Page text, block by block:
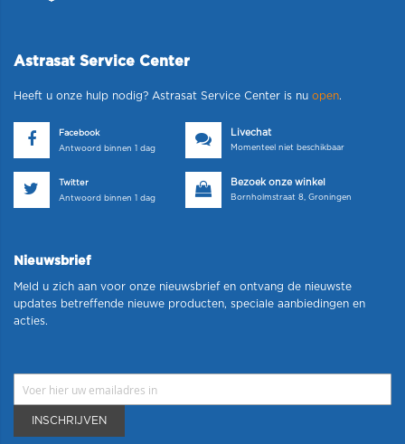
Astrasat Service Center
Heeft u onze hulp nodig? Astrasat Service Center is nu open.
Facebook
Antwoord binnen 1 dag
Livechat
Momenteel niet beschikbaar
Twitter
Antwoord binnen 1 dag
Bezoek onze winkel
Bornholmstraat 8, Groningen
Nieuwsbrief
Meld u zich aan voor onze nieuwsbrief en ontvang de nieuwste
updates betreffende nieuwe producten, speciale aanbiedingen en
acties.
INSCHRIJVEN